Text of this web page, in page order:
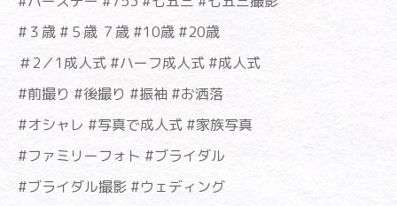
#３歳 #５歳 ７歳 #10歳 #20歳
＃2／1成人式 #ハーフ成人式 #成人式
#前撮り #後撮り #振袖 #お洒落
#オシャレ #写真で成人式 #家族写真
#ファミリーフォト #ブライダル
#ブライダル撮影 #ウェディング